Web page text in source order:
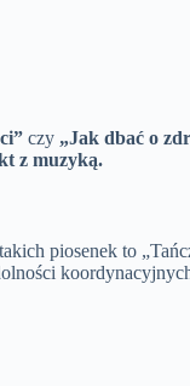
czy „Jak dbać o
z muzyką.
piosenek to